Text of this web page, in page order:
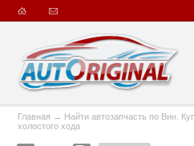
Главная → Найти автозапчасть по Вин.
холостого хода